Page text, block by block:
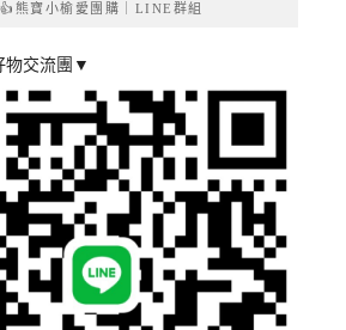
👍熊寶小榆愛團購｜LINE群組
物交流團▼